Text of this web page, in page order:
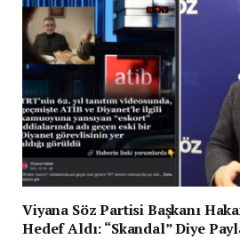
Viyana Söz Partisi Başkanı
Hedef Aldı: “Skandal” Diye